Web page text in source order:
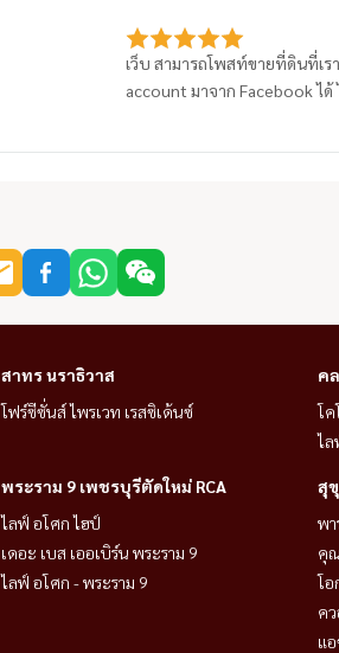
เว็บ สามารถโพสท์ขายที่ดินที่เ
account มาจาก Facebook ได้
สาทร นราธิวาส
โฟร์ซีซั่นส์ ไพรเวท เรสซิเด้นซ์
ค
โค
ไล
พระราม 9 เพชรบุรีตัดใหม่ RCA
ไลฟ์ อโศก ไฮป์
เดอะ เบส เออเบิร์น พระราม 9
ไลฟ์ อโศก - พระราม 9
สุ
พ
คุ
โอ
ค
แ